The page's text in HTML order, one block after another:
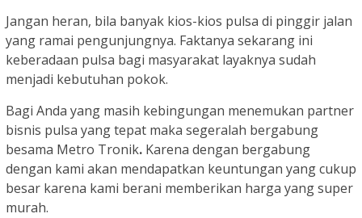
Jangan heran, bila banyak kios-kios pulsa di pinggir jalan
yang ramai pengunjungnya. Faktanya sekarang ini
keberadaan pulsa bagi masyarakat layaknya sudah
menjadi kebutuhan pokok.
Bagi Anda yang masih kebingungan menemukan partner
bisnis pulsa yang tepat maka segeralah bergabung
besama Metro Tronik. Karena dengan bergabung
dengan kami akan mendapatkan keuntungan yang cukup
besar karena kami berani memberikan harga yang super
murah.